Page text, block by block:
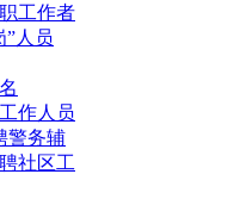
工作者
”人员
作人员
警务辅
社区工